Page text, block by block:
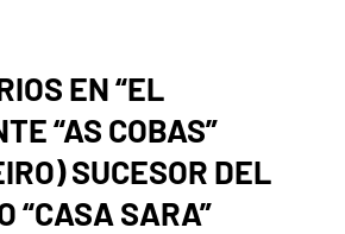
EN “EL
“AS COBAS”
SUCESOR DEL
“CASA SARA”